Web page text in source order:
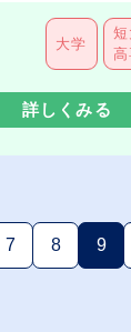
大学
短
高
詳しくみる
7 8 9(現